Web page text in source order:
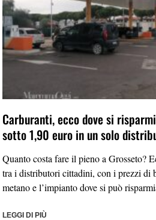
Carburanti, ecco dove si
sotto 1,90 euro in un solo
Quanto costa fare il pieno a Grosseto?
tra i distributori cittadini, con i prezzi di
metano e l’impianto dove si può
LEGGI DI PIÙ